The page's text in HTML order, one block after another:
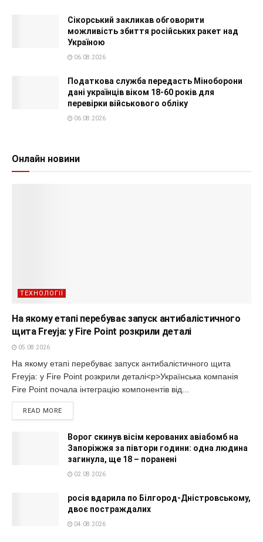
Сікорський закликав обговорити
можливість збиття російських ракет над
Україною
06.08.2026
Податкова служба передасть Міноборони
дані українців віком 18-60 років для
перевірки військового обліку
06.08.2026
Онлайн новини
ТЕХНОЛОГІЇ
На якому етапі перебуває запуск антибалістичного
щита Freyja: у Fire Point розкрили деталі
05.08.2026
На якому етапі перебуває запуск антибалістичного щита
Freyja: у Fire Point розкрили деталі<p>Українська компанія
Fire Point почала інтеграцію компонентів від...
READ MORE
Ворог скинув вісім керованих авіабомб на
Запоріжжя за півтори години: одна людина
загинула, ще 18 – поранені
02.08.2026
росія вдарила по Білгород-Дністровському,
двоє постраждалих
04.08.2026